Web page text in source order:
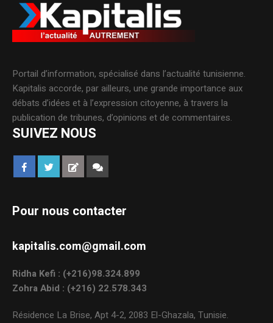
Portail d’information, spécialisé dans l’actualité tunisienne.
Kapitalis accorde, par ailleurs, une grande importance aux
débats d’idées et à l’expression citoyenne, à travers la
publication de tribunes, d’opinions et de commentaires.
SUIVEZ NOUS
Pour nous contacter
kapitalis.com@gmail.com
Ridha Kefi : (+216)98.324.899
Zohra Abid : (+216) 22.578.343
Résidence La Brise, Apt 4-2, 2083 El-Ghazala, Tunisie.